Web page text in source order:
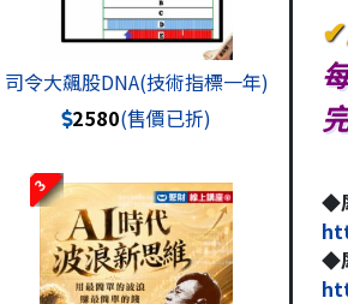
司令大飆股DNA(技術指標一年)
2580(售價已折)
3
✔
◆
◆